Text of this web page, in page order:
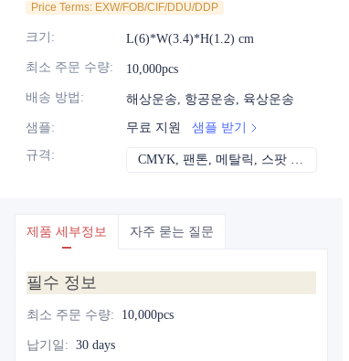
도매
Price Terms: EXW/FOB/CIF/DDU/DDP
크기 : L(6)*W(3.4)*H(1.2) cm
최소 주문 수량: 10,000pcs
배송 방법 : 해상운송, 항공운송, 육상운송
샘플: 무료 지원
샘플 받기
규격 : CMYK, 팬톤, 메탈릭, 스팟 컬러 등
제품 세부정보 자주 묻는 질문
필수 정보
최소 주문 수량: 10,000pcs
납기일 : 30 days